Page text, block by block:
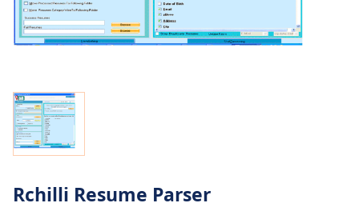
Rchilli Resume Parser